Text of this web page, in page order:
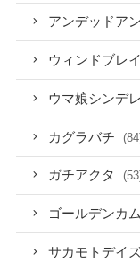
アンデッドア
ウィンドブレ
ウマ娘シンデ
カグラバチ
ガチアクタ
ゴールデンカ
サカモトデイ